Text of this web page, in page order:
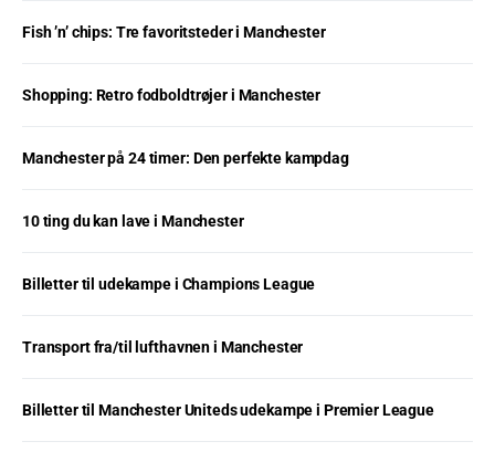
Fish ’n’ chips: Tre favoritsteder i Manchester
Shopping: Retro fodboldtrøjer i Manchester
Manchester på 24 timer: Den perfekte kampdag
10 ting du kan lave i Manchester
Billetter til udekampe i Champions League
Transport fra/til lufthavnen i Manchester
Billetter til Manchester Uniteds udekampe i Premier League